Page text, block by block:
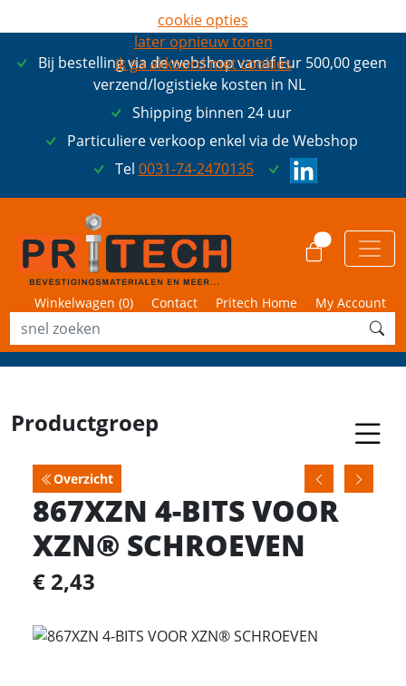
Bij bestelling via de webshop vanaf Eur 500,00 geen
verzend/logistieke kosten in NL
Shipping binnen 24 uur
Particuliere verkoop enkel via de Webshop
Tel 0031-74-2470135
Winkelwagen (0) Contact Pritech Home My Account
Productgroep
Overzicht
867XZN 4-BITS VOOR
XZN® SCHROEVEN
€ 2,43
cookie opties
later opnieuw tonen
ik ga akkoord met cookies